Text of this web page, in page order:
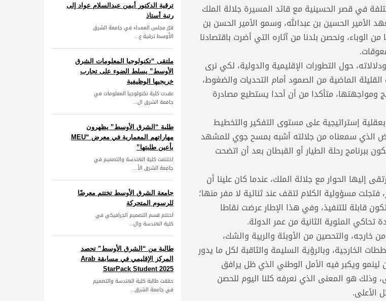
في قصر الحسينية مع قائد المسيرة جلالة الملك
الأمير الحسين بن عبدالله، وسمو الأمير الحسن بن
ونحصن بلدنا من آثاره التي أضرت باقتصادنا
حول التطورات الإقليمية والدولية، لكي نرى
الماضية من الصمود أمام التحديات والضغوط،
ومواجهتها، متأكدا من أن أحدا يستطيع مصادرة
إستراتيجية على مستوى التفكير والتخطيط
الذي سمعناه من جلالته أشبه بمسح جوي للمشهد
ببرنامج رحلة الطيار أو القبطان بعد أن اتضحت
الحوار مع جلالة الملك، عندما كان علينا أن
فتجلت مسؤولية الكلام لتقف عند ثنائية لا مفر منها؛
قابلة للتنفيذ، وفي هذا الإطار عرضت نقاطا
المئوية الثانية من عمر الدولة.
والتحصين من الأوبئة والريبة والشك،
الخارجية، وبالرؤية السليمة والثاقبة لكل ما يدور
ويكبر فيه الأمل الوطني الذي ظل يرافق
هو المعنى الذي نعرفه كلنا اليوم للحصن
الأعلى.
ترقية الدكتور أيمن عبدالسلام عواد إلى
رتبة أستاذ
قرّر مجلس العمداء في جامعة الشرق
الأوسط ترقية ع...
ملتقى “تكنولوجيا المعلومات الشرق
الأوسط” يسلط الضوء على تجارب
خريجيها الوظيفية
عقدت كلية تكنولوجيا المعلومات في
جامعة الشرق ال...
طلبة “الشرق الأوسط” يظهرون
مهاراتهم المعمارية في معرض “MEU
بأعين طلبتها”
اختتمت كلية الهندسة والتصميم في
جامعة الشرق الأ...
جامعة الشرق الأوسط تختتم معرضًا
للرسوم المتحركة
اختتم قسم التصميم الجرافيكي في
كلية الهندسة وال...
طالبة من “الشرق الأوسط” تحصد
المركز الإقليمي في مسابقة Arab
StarPack Student 2025
حققت طالبة كلية الهندسة والتصميم
في جامعة الشرق...